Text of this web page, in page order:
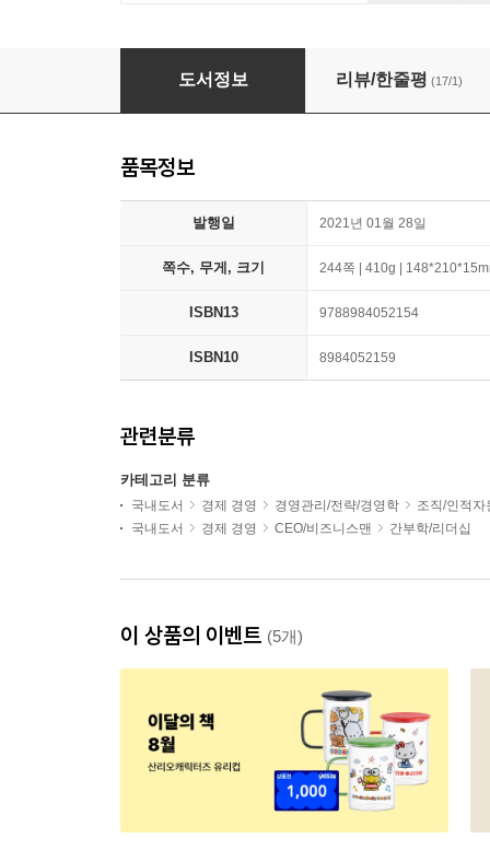
1만 명 리더의 고민
도서정보 리뷰/한줄평 (17/1)
품목정보
발행일 2021년 01월 28일
쪽수, 무게, 크기 244쪽 | 410g |
ISBN13 9788984052154
ISBN10 8984052159
관련분류
카테고리 분류
국내도서 경제 경영 경영관리/전략/경영학
조직/인적자
국내도서
경제 경영 CEO/비즈니스맨 간부학/리더십
이 상품의 이벤트 (5개)